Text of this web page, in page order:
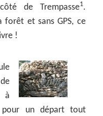
de Trempasse1.
et sans GPS, ce
!
à
pour un départ tout